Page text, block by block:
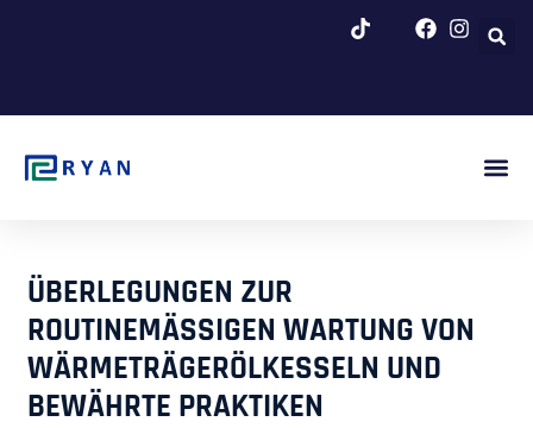
ÜBERLEGUNGEN ZUR
ROUTINEMÄSSIGEN WARTUNG VON W
ÄRMETRÄGERÖLKESSELN UND B
EWÄHRTE PRAKTIKEN